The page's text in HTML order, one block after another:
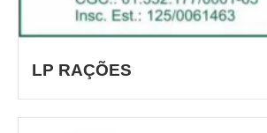
LP RAÇÕES